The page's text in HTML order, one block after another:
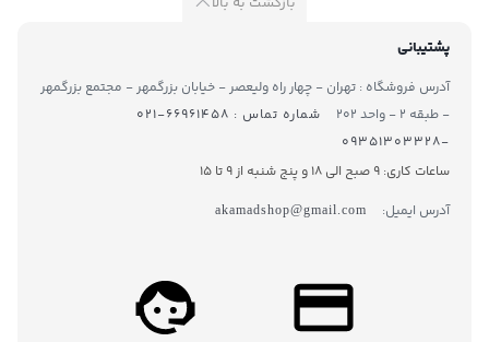
پشتیبانی
آدرس فروشگاه : تهران - چهار راه ولیعصر - خیابان بزرگمهر - مجتمع بزرگمهر
- طبقه ۲ - واحد ۲۰۲
شماره تماس : ۶۶۹۶۱۴۵۸-۰۲۱
-۰۹۳۵۱۳۰۳۳۲۸
ساعات کاری: 9 صبح الی 18 و پنج شنبه از 9 تا ۱5
آدرس ایمیل:
akamadshop@gmail.com